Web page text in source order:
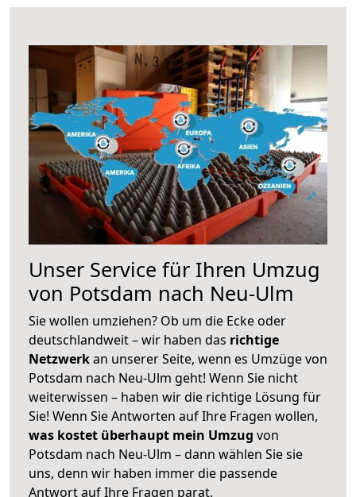
Unser Service für Ihren Umzug
von Potsdam nach Neu-Ulm
Sie wollen umziehen? Ob um die Ecke oder
deutschlandweit – wir haben das richtige
Netzwerkan unserer Seite, wenn es Umzüge von
Potsdam nach Neu-Ulm geht! Wenn Sie nicht
weiterwissen – haben wir die richtige Lösung für
Sie! Wenn Sie Antworten auf Ihre Fragen wollen,
was kostet überhaupt mein Umzug von
Potsdam nach Neu-Ulm – dann wählen Sie sie
uns, denn wir haben immer die passende
Antwort auf Ihre Fragen parat.